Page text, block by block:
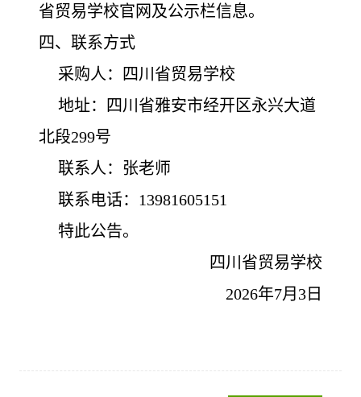
省贸易学校官网及公示栏信息。
四、联系方式
采购人：四川省贸易学校
地址：四川省雅安市经开区永兴大道
北段299号
联系人：张老师
联系电话：13981605151
特此公告。
四川省贸易学校
2026年7月3日